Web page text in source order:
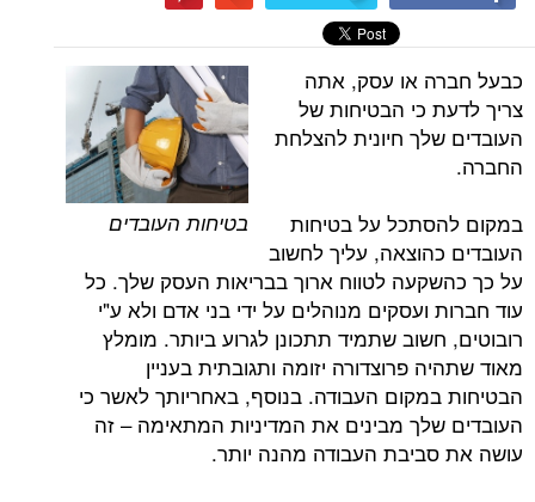
בטיחות העובדים
או עסק, אתה
כי הבטיחות של
חיונית להצלחת
על בטיחות
עליך לחשוב
לטווח ארוך בבריאות העסק שלך. כל
ועסקים מנוהלים על ידי בני אדם ולא ע"י
שתמיד תתכונן לגרוע ביותר. מומלץ
פרוצדורה יזומה ותגובתית בעניין
העבודה. בנוסף, באחריותך לאשר כי
מבינים את המדיניות המתאימה – זה
העבודה מהנה יותר.